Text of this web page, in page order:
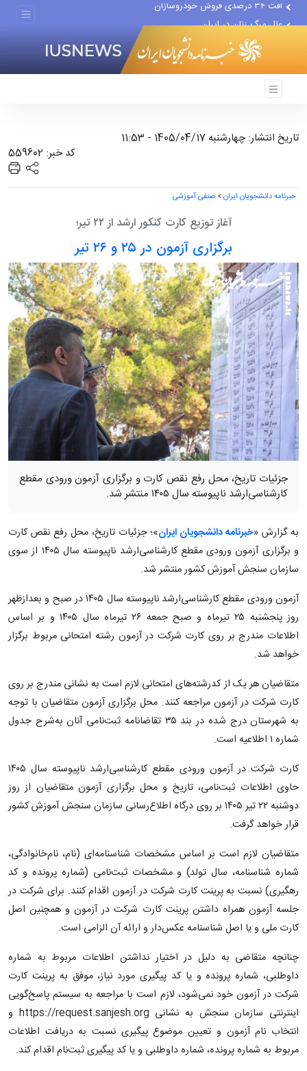
علل مرگ زنان در ایران
تاریخ انتشار: چهارشنبه 1405/04/17 - 11:53
کد خبر: 559602
خبرنامه دانشجویان ایران> صنفی آموزشی
آغاز توزیع کارت کنکور ارشد از ۲۲ تیر؛
برگزاری آزمون در ۲۵ و ۲۶ تیر
جزئیات تاریخ‌، محل‌ رفع نقص کارت و برگزاری‌ آزمون‌ ورودی مقطع
کارشناسی‌ارشد ناپیوسته‌ سال‌ ۱۴۰۵ منتشر شد.
به گزارش «خبرنامه دانشجویان ایران»؛ جزئیات تاریخ‌، محل‌ رفع نقص کارت
و برگزاری‌ آزمون‌ ورودی مقطع کارشناسی‌ارشد ناپیوسته‌ سال‌ ۱۴۰۵ از سوی
سازمان سنجش آموزش کشور منتشر شد.
آزمون‌ ورودی مقطع کارشناسی‌ارشد ناپیوسته‌ سال‌ ۱۴۰۵ در صبح و بعدازظهر
روز پنجشنبه ۲۵ تیرماه و صبح جمعه ۲۶ تیرماه سال ۱۴۰۵ و بر اساس
اطلاعات مندرج بر روی کارت شرکت در آزمون رشته امتحانی مربوط برگزار
خواهد شد.
متقاضیان هر یک‌ از کدرشته‌های امتحانی‌ لازم‌ است‌ به نشانی مندرج بر روی
کارت شرکت در آزمون مراجعه کنند. محل برگزاری آزمون متقاضیان با توجه
به شهرستان درج شده در بند ۳۵ تقاضانامه ثبت‌نامی آنان به‌شرح جدول
شماره ۱ اطلاعیه است.
کارت شرکت در آزمون‌ ورودی مقطع کارشناسی‌ارشد ناپیوسته‌ سال‌ ۱۴۰۵
حاوی اطلاعات ثبت‌نامی، تاریخ و محل برگزاری آزمون متقاضیان از روز
دوشنبه ۲۲ تیر ۱۴۰۵ بر روی درگاه اطلاع‌رسانی سازمان سنجش آموزش کشور
قرار خواهد گرفت.
متقاضیان لازم است بر اساس مشخصات شناسنامه‌ای (نام‌، نام‌خانوادگی،
شماره شناسنامه، سال تولد) و مشخصات ثبت‌نامی (شماره پرونده و کد
رهگیری) نسبت به پرینت کارت شرکت در آزمون اقدام کنند. برای شرکت در
جلسه آزمون همراه داشتن پرینت کارت شرکت در آزمون و همچنین اصل
کارت ملی و یا اصل شناسنامه عکس‌دار و ارائه آن الزامی است.
چنانچه متقاضی به دلیل در اختیار نداشتن اطلاعات مربوط به شماره
داوطلبی، شماره پرونده و یا کد پیگیری مورد نیاز، موفق به پرینت کارت
شرکت در آزمون خود نمی‌شود، لازم است با مراجعه به سیستم پاسخ‌گویی
اینترنتی سازمان سنجش به نشانی https://request.sanjesh.org و
انتخاب نام آزمون و تعیین موضوع پیگیری نسبت به دریافت اطلاعات
مربوط به شماره پرونده، شماره داوطلبی و یا کد پیگیری ثبت‌نام اقدام کند.